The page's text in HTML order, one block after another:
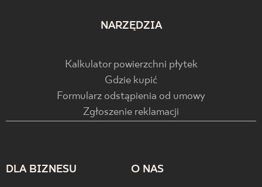
NARZĘDZIA
Kalkulator powierzchni płytek
Gdzie kupić
Formularz odstąpienia od umowy
Zgłoszenie reklamacji
DLA BIZNESU O NAS